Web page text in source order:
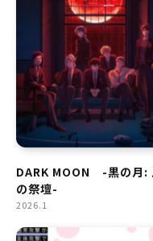
DARK MOON -黒の月:
の祭壇-
2026.1